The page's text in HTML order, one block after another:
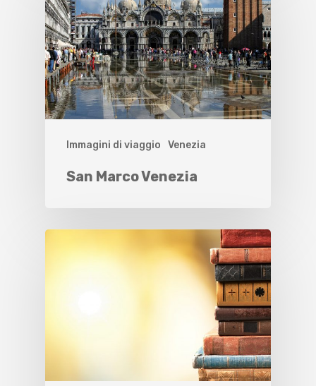
Immagini di viaggio Venezia
San Marco Venezia